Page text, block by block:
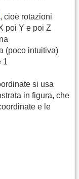
, cioè rotazioni
poi Y e poi Z
(poco intuitiva)
1
si usa
in figura, che
e le